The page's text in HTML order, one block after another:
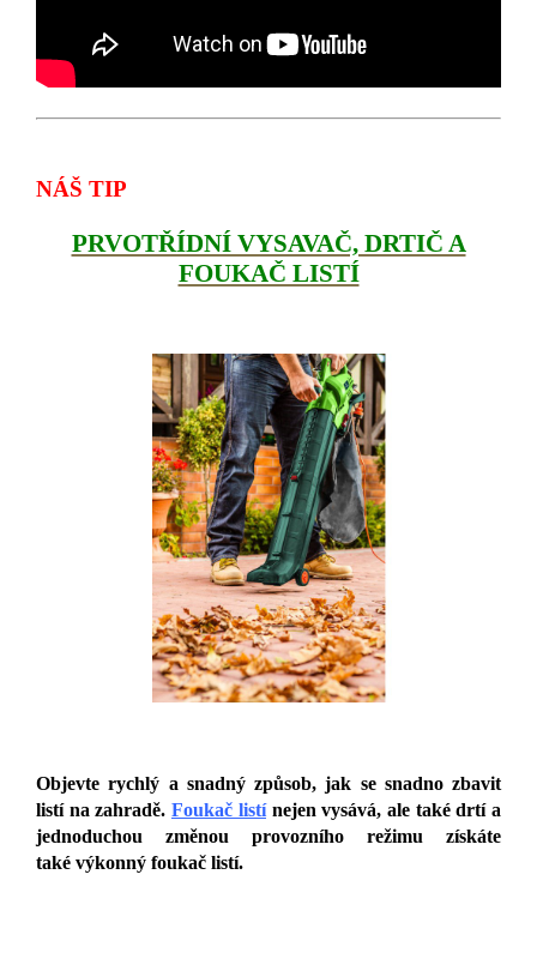
NÁŠ TIP
PRVOTŘÍDNÍ VYSAVAČ, DRTIČ A
FOUKAČ LISTÍ
Objevte rychlý a snadný způsob, jak se snadno zbavit
listí na zahradě.Foukač listínejen vysává, ale také drtí a
jednoduchou změnou provozního režimu získáte
také výkonný foukač listí.